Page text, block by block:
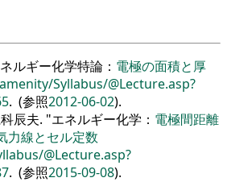
ルギー化学特論： 電極の面積と厚
Syllabus/@Lecture.asp?
. (参照2012-06-02).
辰夫. エネルギー化学： 電極間距離
力線とセル定数
@Lecture.asp?
. (参照2015-09-08).